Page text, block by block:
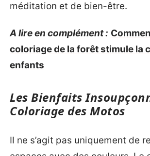
méditation et de bien-être.
A lire en complément :
coloriage de la forêt stimule la
enfants
Les Bienfaits
Coloriage des Motos
Il ne s’agit pas uniquement de